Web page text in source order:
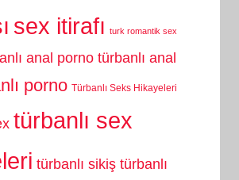
sex itirafı turk romantik sex
anal porno türbanlı anal
porno Türbanlı Seks Hikayeleri
türbanlı sex
türbanlı sikiş türbanlı